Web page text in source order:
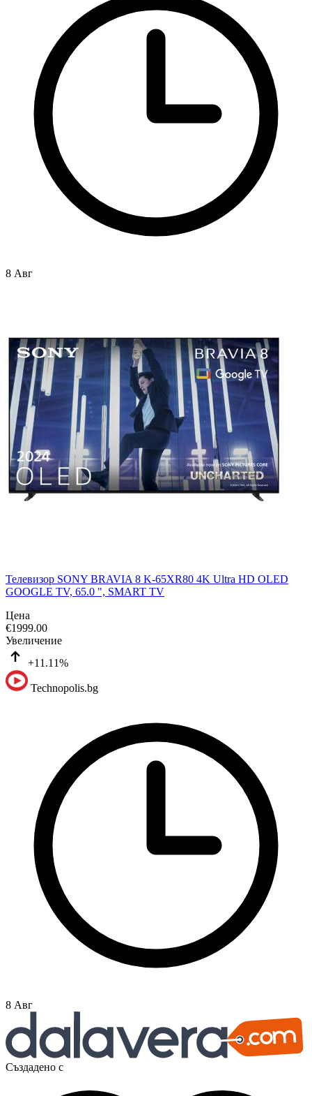
8 Авг
Телевизор SONY BRAVIA 8 K-65XR80 4K Ultra HD OLED
GOOGLE TV, 65.0 ", SMART TV
Цена
€1999.00
Увеличение
+11.11%
Technopolis.bg
8 Авг
Създадено с